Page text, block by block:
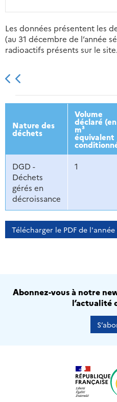
Les données présentent les
(au 31 décembre de l’année
radioactifs présents sur le site.
2013 2014
Nature des
déchets
Volume
déclaré (en
m³
équivalent
DGD -
Déchets
gérés en
décroissance
1
Télécharger le PDF de
Abonnez-vous à notre
l’actualité